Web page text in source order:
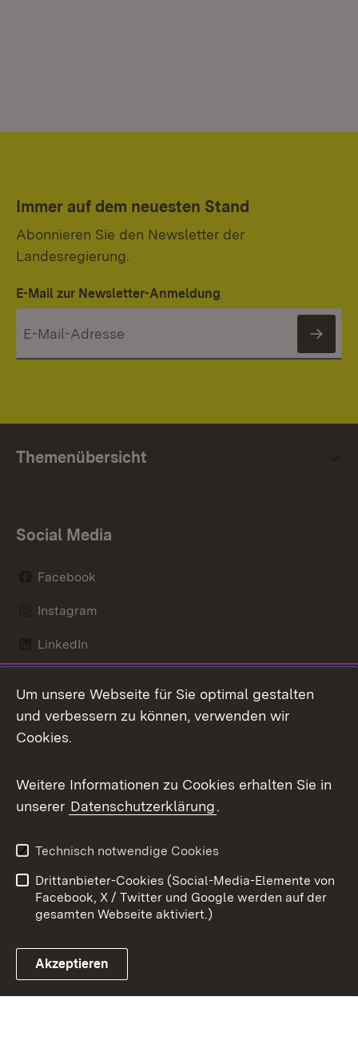
Immer auf dem neuesten Stand
Abonnieren Sie den Newsletter der
Landesregierung.
E-Mail zur Newsletter-Anmeldung
Themenübersicht
Social Media
Facebook
Instagram
LinkedIn
X / Twitter
Youtube
Link zum Landesportal
Kontakt
Datenschutz
Barrierefreiheit
Impressum
Cookies
Um unsere Webseite für Sie optimal gestalten
und verbessern zu können, verwenden wir
Cookies.
Weitere Informationen zu Cookies erhalten Sie in
unserer Datenschutzerklärung.
Technisch notwendige Cookies
Drittanbieter-Cookies (Social-Media-Elemente von
Facebook, X / Twitter und Google werden auf der
gesamten Webseite aktiviert.)
Akzeptieren